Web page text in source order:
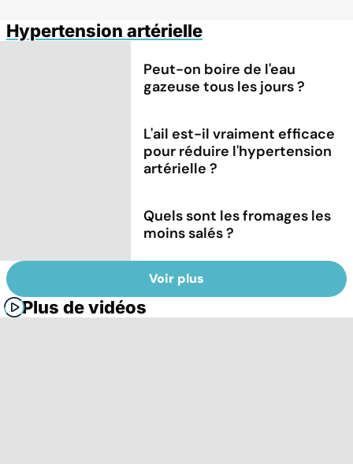
Hypertension artérielle
Peut-on boire de l'eau
gazeuse tous les jours ?
L'ail est-il vraiment efficace
pour réduire l'hypertension
artérielle ?
Quels sont les fromages les
moins salés ?
Voir plus
Plus de vidéos